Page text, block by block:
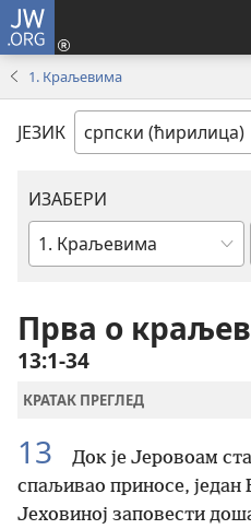
JW.ORG
1. Краљевима
ЈЕЗИК
ИЗАБЕРИ
Библијска
Прва о
13:1-34
КРАТАК ПРЕГЛЕД
13 Док је Јеровоам
спаљивао приносе, један
Јеховиној заповести